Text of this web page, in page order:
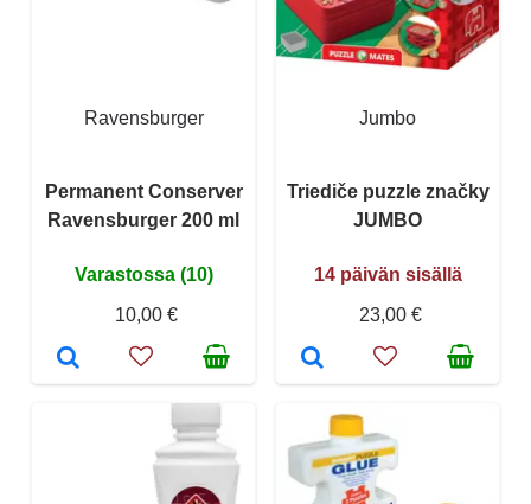
Ravensburger
Permanent Conserver
Ravensburger 200 ml
Varastossa (10)
10,00 €
Jumbo
Triediče puzzle značky
JUMBO
14 päivän sisällä
23,00 €